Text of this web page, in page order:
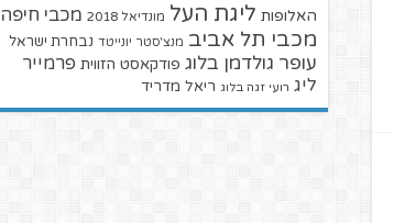
האלופות ליגת העל מונדיאל 2018 מכבי חיפה
מכבי תל אביב מנצ'סטר יונייטד נבחרת ישראל
עופר גולדמן בלוג פודקאסט הזווית פרמייר
ליג רועי זגה בלוג ריאל מדריד